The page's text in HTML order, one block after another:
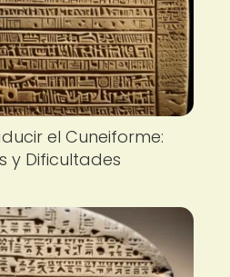
el Cuneiforme:
y Dificultades